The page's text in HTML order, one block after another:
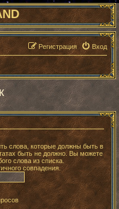
Вход
Регистрация
слова, которые должны быть в
быть не должно. Вы можете
слова из списка.
совпадения.